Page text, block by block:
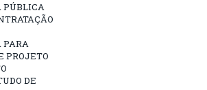
PÚBLICA
PARA
PROJETO
DE